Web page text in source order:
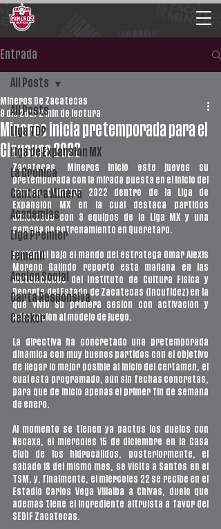
Entrada
All Posts
Liga TDP
Liga de Expansión MX
La Crónica
Cantera Minera
Academias
Liga Premier
Femenil
Acción Social
Carta Responsiva
Ceickor
All Posts
Mineros inicia pretemporada para el
Clausura 2022
Mineros De Zacatecas
9 dic 2021 2 min de lectura
Zacatecas. Mineros inició este jueves su
pretemporada con la mirada puesta en el inicio del
Torneo Clausura 2022 dentro de la Liga de
Expansión MX en la cual destaca partidos
amistosos con 3 equipos de la Liga MX y una
semana de entrenamiento en Querétaro.
El plantel bajo el mando del estratega Omar Alexis
Moreno Galindo reportó esta mañana en las
instalaciones del Instituto de Cultura Física y
Deporte del Estado de Zacatecas (Incufidez) en la
que vivió su primera sesión con activación y
adaptación al modelo de juego.
La directiva ha concretado una pretemporada
dinámica con muy buenos partidos con el objetivo
de llegar lo mejor posible al inicio del certamen, el
cual está programado, aún sin fechas concretas,
para que de inicio apenas el primer fin de semana
de enero.
Al momento se tienen ya pactos los duelos con
Necaxa, el miércoles 15 de diciembre en la Casa
Club de los hidrocálidos, posteriormente, el
sábado 18 del mismo mes, se visita a Santos en el
TSM, y, finalmente, el miércoles 22 se recibe en el
Estadio Carlos Vega Villalba a Chivas, duelo que
además tiene el ingrediente altruista a favor del
SEDIF Zacatecas.